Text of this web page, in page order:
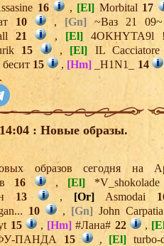
16 , [El] Morbital 17
10 , [Gn] ~Ваз 21
21 , [El]
15 , [El] IL
15 , [Hm] _H1N1_ 14
: Новые образы.
образов сегодня
16 , [El]
13 , [Or]Asmodai
10 , [Gn] John
15 , [Hm] #Лана# 22 ,
ПАНДА 15 , [El]